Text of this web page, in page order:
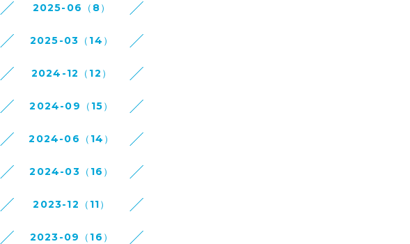
2025-06（8）
2025-03（14）
2024-12（12）
2024-09（15）
2024-06（14）
2024-03（16）
2023-12（11）
2023-09（16）